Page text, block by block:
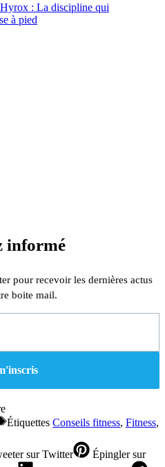
Hyrox : La discipline qui
à pied
informé
pour recevoir les dernières actus
boite mail.
Étiquettes Conseils fitness, Fitness,
sur Twitter Épinglersur